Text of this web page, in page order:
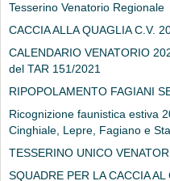
Tesserino Venatorio Regionale
CACCIA ALLA QUAGLIA C.V.
CALENDARIO VENATORIO
del TAR 151/2021
RIPOPOLAMENTO FAGIANI
Ricognizione faunistica estiva
Cinghiale, Lepre, Fagiano e
TESSERINO UNICO
SQUADRE PER LA CACCIA